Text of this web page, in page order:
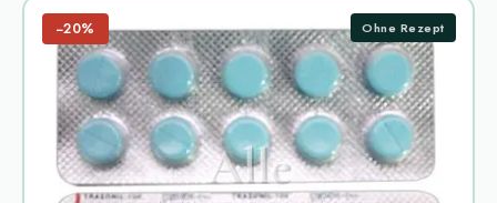
−20% Ohne Rezept